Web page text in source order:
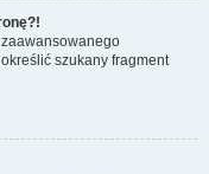
szukany fragment